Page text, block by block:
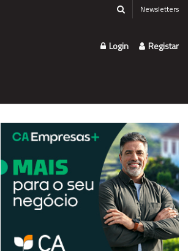
Newsletters
Login Registar